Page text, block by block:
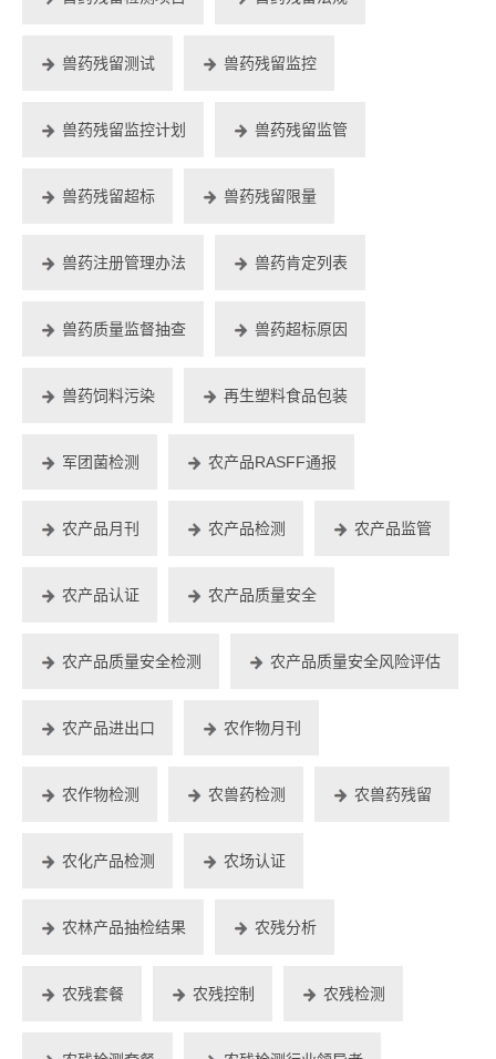
兽药残留测试 兽药残留监控
兽药残留监控计划 兽药残留监管
兽药残留超标 兽药残留限量
兽药注册管理办法 兽药肯定列表
兽药质量监督抽查 兽药超标原因
兽药饲料污染 再生塑料食品包装
军团菌检测 农产品RASFF通报
农产品月刊 农产品检测 农产品监管
农产品认证 农产品质量安全
农产品质量安全检测 农产品质量安全风险评估
农产品进出口 农作物月刊
农作物检测 农兽药检测 农兽药残留
农化产品检测 农场认证
农林产品抽检结果 农残分析
农残套餐 农残控制 农残检测